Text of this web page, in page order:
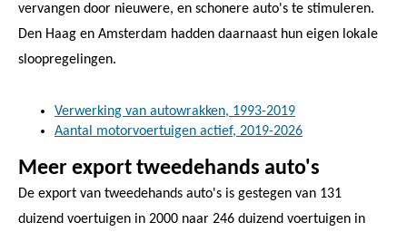
vervangen door nieuwere, en schonere auto's te stimuleren.
Den Haag en Amsterdam hadden daarnaast hun eigen lokale
sloopregelingen.
Verwerking van autowrakken, 1993-2019
Aantal motorvoertuigen actief, 2019-2026
Meer export tweedehands auto's
De export van tweedehands auto's is gestegen van 131
duizend voertuigen in 2000 naar 246 duizend voertuigen in